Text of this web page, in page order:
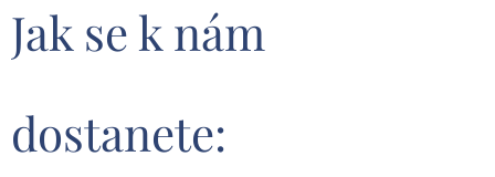
Jak se k nám
dostanete: